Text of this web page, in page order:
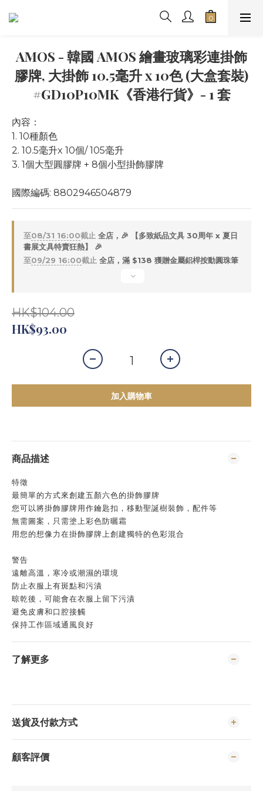
AMOS - 韓國 AMOS 繪畫玻璃彩連掛飾
膠牌, 大掛飾 10.5毫升 x 10色 (大盒套裝)
#GD10P10MK《香港行貨》- 1 套
內容：
1. 10種顏色
2. 10.5毫升x 10個/ 105毫升
3. 1個大型圓膠牌 + 8個小型掛飾膠牌
國際編碼: 8802946504879
至08/31 16:00截止 全店，🎉 【多致紙品文具 30周年 x 夏日
書展文具特賣狂熱】 🎉
至09/29 16:00截止 全店，滿 $138 獲贈金屬鋁桿按動圓珠筆
HK$104.00
HK$93.00
加入購物車
商品描述
特徵
最簡單的方式來創建五顏六色的掛飾膠牌
您可以將掛飾膠牌用作鑰匙扣，移動聖誕樹裝飾，配件等
無需圖案，只需塗上彩色防曬霜
用您的想像力在掛飾膠牌上創建獨特的色彩混合
警告
遠離高溫，寒冷或潮濕的環境
防止衣服上有斑點和污漬
晾乾後，可能會在衣服上留下污漬
避免皮膚和口腔接觸
保持工作區域通風良好
了解更多
送貨及付款方式
顧客評價